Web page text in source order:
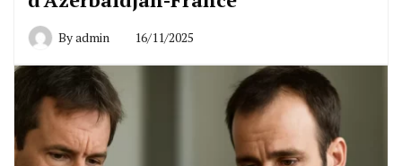
Byadmin 16/11/2025